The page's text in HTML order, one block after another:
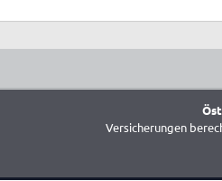
Versicherungen